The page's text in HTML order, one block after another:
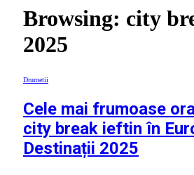
Browsing: city
2025
Drumetii
Cele mai frumoase
city break ieftin în
Destinații 2025